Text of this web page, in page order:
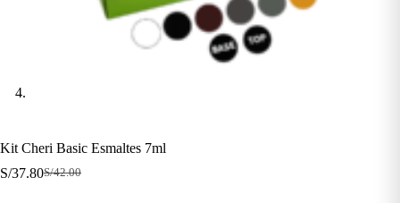
Kit Cheri Basic Esmaltes 7ml
S/42.00
El
S/37.80El